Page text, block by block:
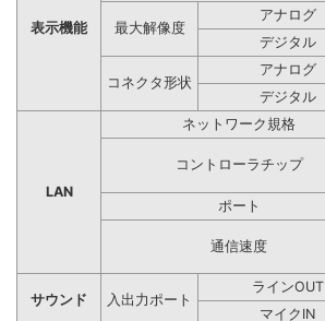
表示機能 最大解像度
アナログ
デジタル
コネクタ形状
アナログ
デジタル
LAN
ネットワーク規格
コントローラチップ
ポート
通信速度
サウンド 入出力ポート
ラインOUT
マイクIN